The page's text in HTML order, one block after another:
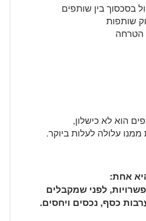
בסכסוך בין שותפים
שותפות
הטרחה
הוא לא כישלון,
עלולה לעלות ביוקר.
אחת:
לפני שמקבלים
כסף, נכסים ויחסים.